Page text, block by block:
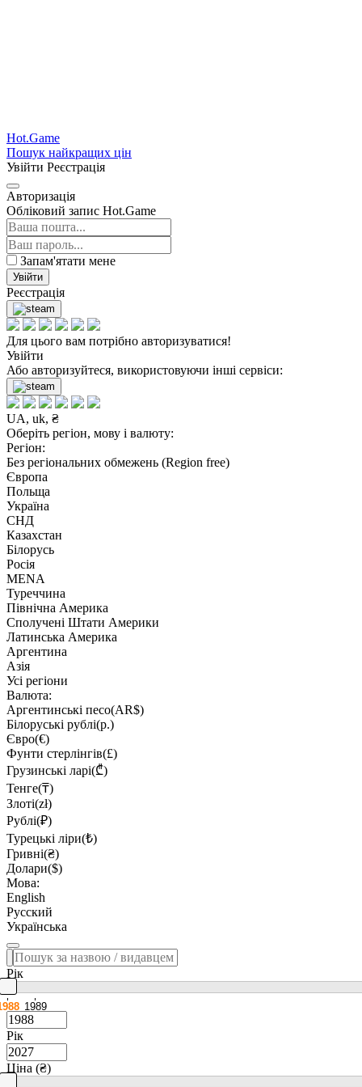
Hot.Game
Пошук найкращих цін
Увійти Реєстрація
Авторизація
Обліковий запис Hot.Game
Запам'ятати мене
Увійти
Реєстрація
Для цього вам потрібно авторизуватися!
Увійти
Або авторизуйтеся, використовуючи інші сервіси:
UA, uk, ₴
Оберіть регіон, мову і валюту:
Регіон:
Без регіональних обмежень (Region free)
Європа
Польща
Україна
СНД
Казахстан
Білорусь
Росія
MENA
Туреччина
Північна Америка
Сполучені Штати Америки
Латинська Америка
Аргентина
Азія
Усі регіони
Валюта:
Аргентинські песо(AR$)
Білоруські рублі(р.)
Євро(€)
Фунти стерлінгів(£)
Грузинські ларі(₾)
Тенге(₸)
Злоті(zł)
Рублі(₽)
Турецькі ліри(₺)
Гривні(₴)
Долари($)
Мова:
English
Русский
Українська
Рік
1989
Рік
Ціна (₴)